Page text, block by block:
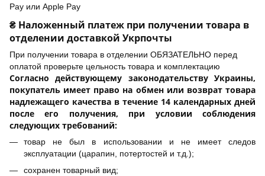
Pay или Apple Pay
₴ Наложенный платеж при получении товара в
отделении доставкой Укрпочты
При получении товара в отделении ОБЯЗАТЕЛЬНО перед
оплатой проверьте цельность товара и комплектацию
Согласно действующему законодательству Украины,
покупатель имеет право на обмен или возврат товара
надлежащего качества в течение 14 календарных дней
после его получения, при условии соблюдения
следующих требований:
товар не был в использовании и не имеет следов
эксплуатации (царапин, потертостей и т.д.);
сохранен товарный вид;